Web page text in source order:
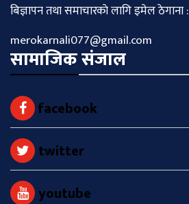
बिज्ञापन तथा समाचारकाे लागि इमेल ठेगाना :
merokarnali077@gmail.com
सामाजिक संजाल
facebook
twitter
youtube